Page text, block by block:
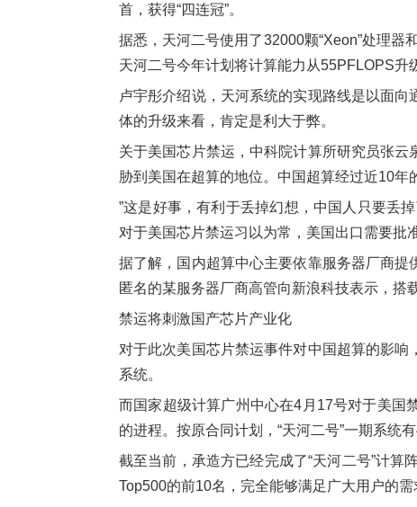
首，获得“四连冠”。
据悉，天河二号使用了32000颗“Xeon”处理
天河二号今年计划将计算能力从55PFLOPS升
卢宇彤介绍说，天河系统的实现路线是以面
体的升级来看，肯定是利大于弊。
关于美国芯片禁运，中科院计算所研究员张
胁到美国在超算的地位。中国超算经过近10年
”这是好事，有利于丢掉幻想，中国人只要丢
对于美国芯片禁运习以为常，美国出口需要批
据了解，国内超算中心主要依靠服务器厂商
匿名的某服务器厂商高管向新浪科技表示，搭
禁运将刺激国产芯片产业化
对于此次美国芯片禁运事件对中国超算的影
系统。
而国家超级计算广州中心在4月17号对于美国
的进程。按原合同计划，“天河二号”一期系统
截至当前，承造方已经完成了“天河二号”计算
Top500的前10名，完全能够满足广大用户的需